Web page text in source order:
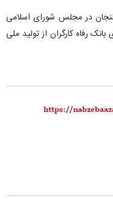
لنجان در مجلس شورای اسلامی
رفاه کارگران از تولید ملی